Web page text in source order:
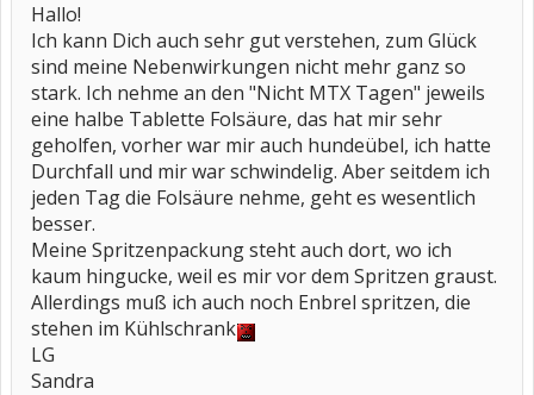
Hallo!
Ich kann Dich auch sehr gut verstehen, zum Glück
sind meine Nebenwirkungen nicht mehr ganz so
stark. Ich nehme an den "Nicht MTX Tagen" jeweils
eine halbe Tablette Folsäure, das hat mir sehr
geholfen, vorher war mir auch hundeübel, ich hatte
Durchfall und mir war schwindelig. Aber seitdem ich
jeden Tag die Folsäure nehme, geht es wesentlich
besser.
Meine Spritzenpackung steht auch dort, wo ich
kaum hingucke, weil es mir vor dem Spritzen graust.
Allerdings muß ich auch noch Enbrel spritzen, die
stehen im Kühlschrank
LG
Sandra